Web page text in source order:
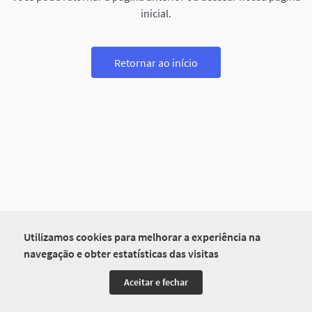
Utilizamos cookies para melhorar a experiência na
navegação e obter estatísticas das visitas
Aceitar e fechar
inicial.
Retornar ao início